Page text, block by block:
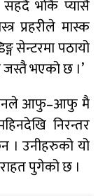
सहदै भोकै प्यासै
प्रहरीेले मास्क
सेन्टरमा पठायो
जस्तै भएको छ ।’
आफु–आफु मै
निरन्तर
। उनीहरुको यो
पुगेको छ ।